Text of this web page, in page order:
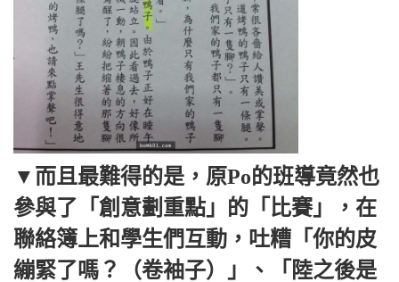
▼而且最難得的是，原Po的班導竟然也
參與了「創意劃重點」的「比賽」，在
聯絡簿上和學生們互動，吐糟「你的皮
繃緊了嗎？（卷袖子）」、「陸之後是